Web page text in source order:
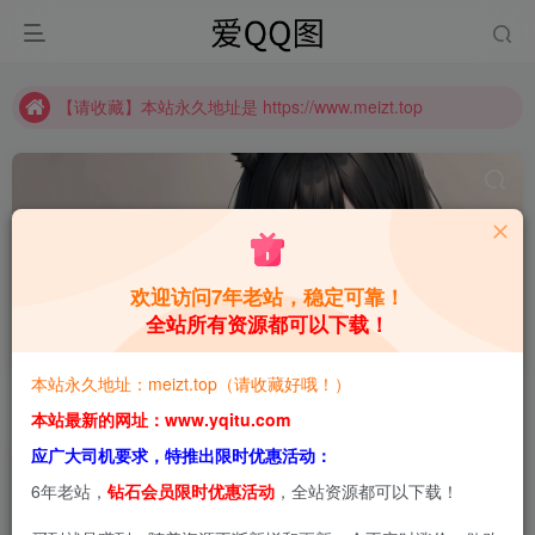
【请收藏】本站永久地址是 https://www.meizt.top
【请收藏】本站永久地址是 https://www.meizt.top
推广计划正式上线啦！可获得高额奖励哦
糯美子MiniBabe 共1篇
排序 更新 浏览 点赞 评论
欢迎访问7年老站，稳定可靠！
全站所有资源都可以下载！
本站永久地址：meizt.top（请收藏好哦！）
本站最新的网址：www.yqitu.com
应广大司机要求，特推出限时优惠活动：
6年老站， 钻石会员限时优惠活动 ，全站资源都可以下载！